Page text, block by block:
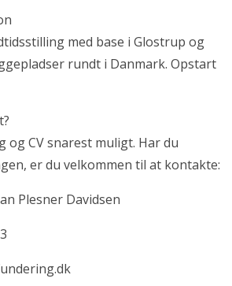
med base i Glostrup og
rundt i Danmark. Opstart
og CV snarest muligt. Har du
er du velkommen til at kontakte:
Plesner Davidsen